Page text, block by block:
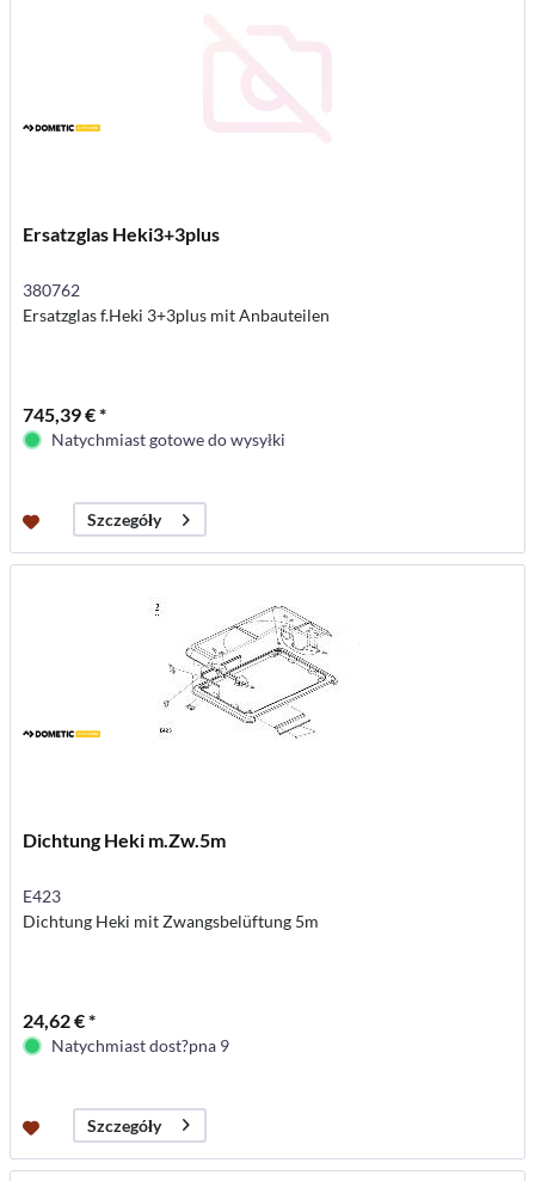
Ersatzglas Heki3+3plus
380762
Ersatzglas f.Heki 3+3plus mit Anbauteilen
745,39 € *
Natychmiast gotowe do wysyłki
Szczegóły
Dichtung Heki m.Zw.5m
E423
Dichtung Heki mit Zwangsbelüftung 5m
24,62 € *
Natychmiast dost?pna 9
Szczegóły